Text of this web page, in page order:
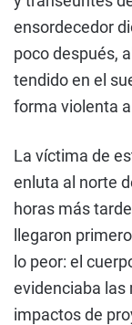
ensordecedor
poco después,
tendido en el
forma violenta
La víctima de
enluta al norte
horas más
llegaron
lo peor: el
evidenciaba las
impactos de